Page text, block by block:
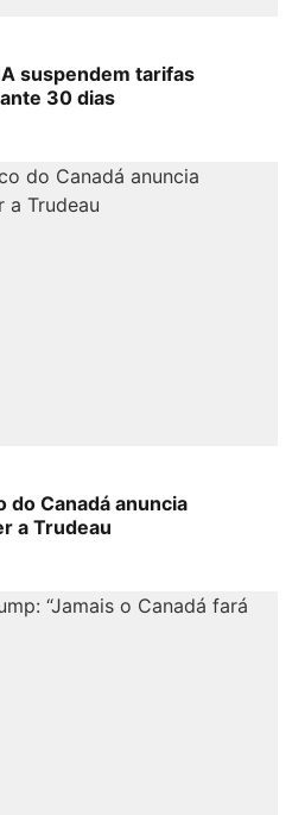
suspendem tarifas
30 dias
do Canadá anuncia
a Trudeau